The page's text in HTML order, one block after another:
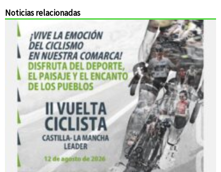
Noticias relacionadas